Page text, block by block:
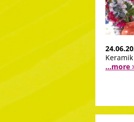
...more